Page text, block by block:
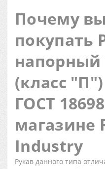
Почему
покупать
(класс
ГОСТ
магазине
Industry
Рукав данного типа